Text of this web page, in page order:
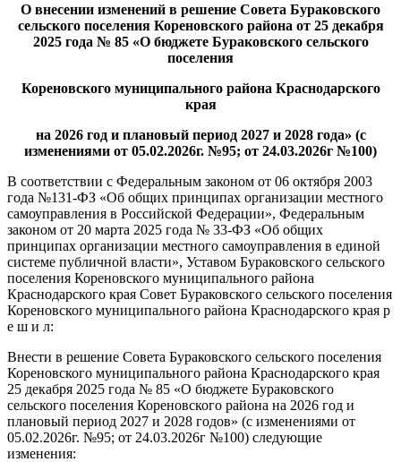
О внесении изменений в решение Совета Бураковского
сельского поселения Кореновского района от 25 декабря
2025 года № 85 «О бюджете Бураковского сельского
поселения
Кореновского муниципального района Краснодарского
края
на 2026 год и плановый период 2027 и 2028 года» (с
изменениями от 05.02.2026г. №95; от 24.03.2026г №100)
В соответствии с Федеральным законом от 06 октября 2003
года №131-ФЗ «Об общих принципах организации местного
самоуправления в Российской Федерации», Федеральным
законом от 20 марта 2025 года № 33-ФЗ «Об общих
принципах организации местного самоуправления в единой
системе публичной власти», Уставом Бураковского сельского
поселения Кореновского муниципального района
Краснодарского края Совет Бураковского сельского поселения
Кореновского муниципального района Краснодарского края р
е ш и л:
Внести в решение Совета Бураковского сельского поселения
Кореновского муниципального района Краснодарского края
25 декабря 2025 года № 85 «О бюджете Бураковского
сельского поселения Кореновского района на 2026 год и
плановый период 2027 и 2028 годов» (с изменениями от
05.02.2026г. №95; от 24.03.2026г №100) следующие
изменения: